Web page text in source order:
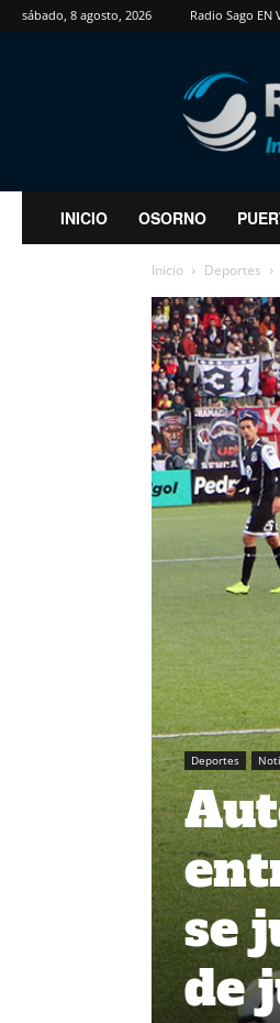
sábado, 8 agosto, 2026 Radio Sago EN
RadioSago
INICIO OSORNO
Inicio Deportes
Deportes
se
de